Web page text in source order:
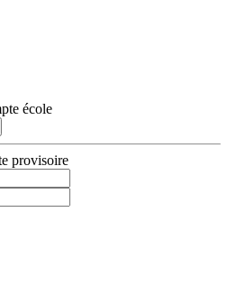
école
provisoire